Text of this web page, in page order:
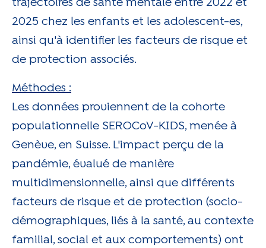
trajectoires de santé mentale entre 2022 et
2025 chez les enfants et les adolescent-es,
ainsi qu'à identifier les facteurs de risque et
de protection associés.
Méthodes :
Les données proviennent de la cohorte
populationnelle SEROCoV-KIDS, menée à
Genève, en Suisse. L'impact perçu de la
pandémie, évalué de manière
multidimensionnelle, ainsi que différents
facteurs de risque et de protection (socio-
démographiques, liés à la santé, au contexte
familial, social et aux comportements) ont